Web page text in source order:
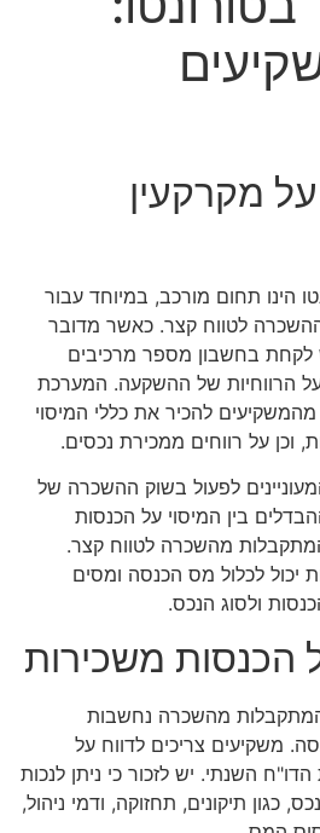
מקרקעין
הינו תחום מורכב, במיוחד עבור
לטווח קצר. כאשר מדובר
לקחת בחשבון מספר מרכיבים
הרווחיות של ההשקעה. המערכת
להכיר את כללי המיסוי
וכן על רווחים ממכירת נכסים.
לפעול בשוק ההשכרה של
בין המיסוי על הכנסות
מהשכרה לטווח קצר.
יכול לכלול מס הכנסה ומסים
ולסוג הנכס.
משכירות
מהשכרה נחשבות
משקיעים צריכים לדווח על
השנתי. יש לזכור כי ניתן לנכות
כגון תיקונים, תחזוקה, ודמי ניהול,